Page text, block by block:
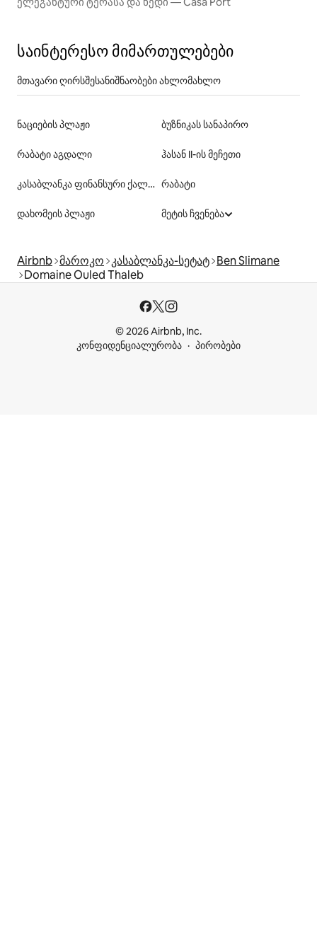
საინტერესო მიმართულებები
მთავარი ღირსშესანიშნაობები ახლომახლო
ნაციების პლაჟი ბუზნიკას სანაპირო
რაბატი აგდალი ჰასან II-ის მეჩეთი
კასაბლანკა ფინანსური ქალაქი რაბატი
დახომეის პლაჟი მეტის ჩვენება
Airbnb მაროკო კასაბლანკა-სეტატ Ben Slimane
Domaine Ouled Thaleb
© 2026 Airbnb, Inc.
კონფიდენციალურობა
პირობები